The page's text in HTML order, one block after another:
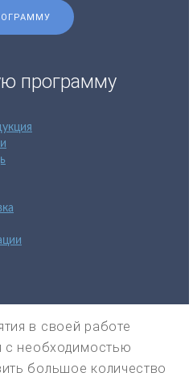
программу
в своей работе
с необходимостью
большое количество